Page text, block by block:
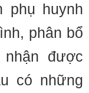
phụ huynh
phân bổ
được
có những